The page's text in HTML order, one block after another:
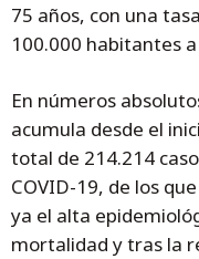
75 años, con una
100.000 habitantes
En números
acumula desde el
total de 214.214
COVID-19, de los
ya el alta
mortalidad y tras la